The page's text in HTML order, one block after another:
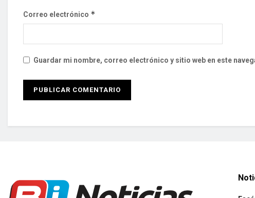
Correo electrónico *
Guardar mi nombre, correo electrónico y sitio web en este